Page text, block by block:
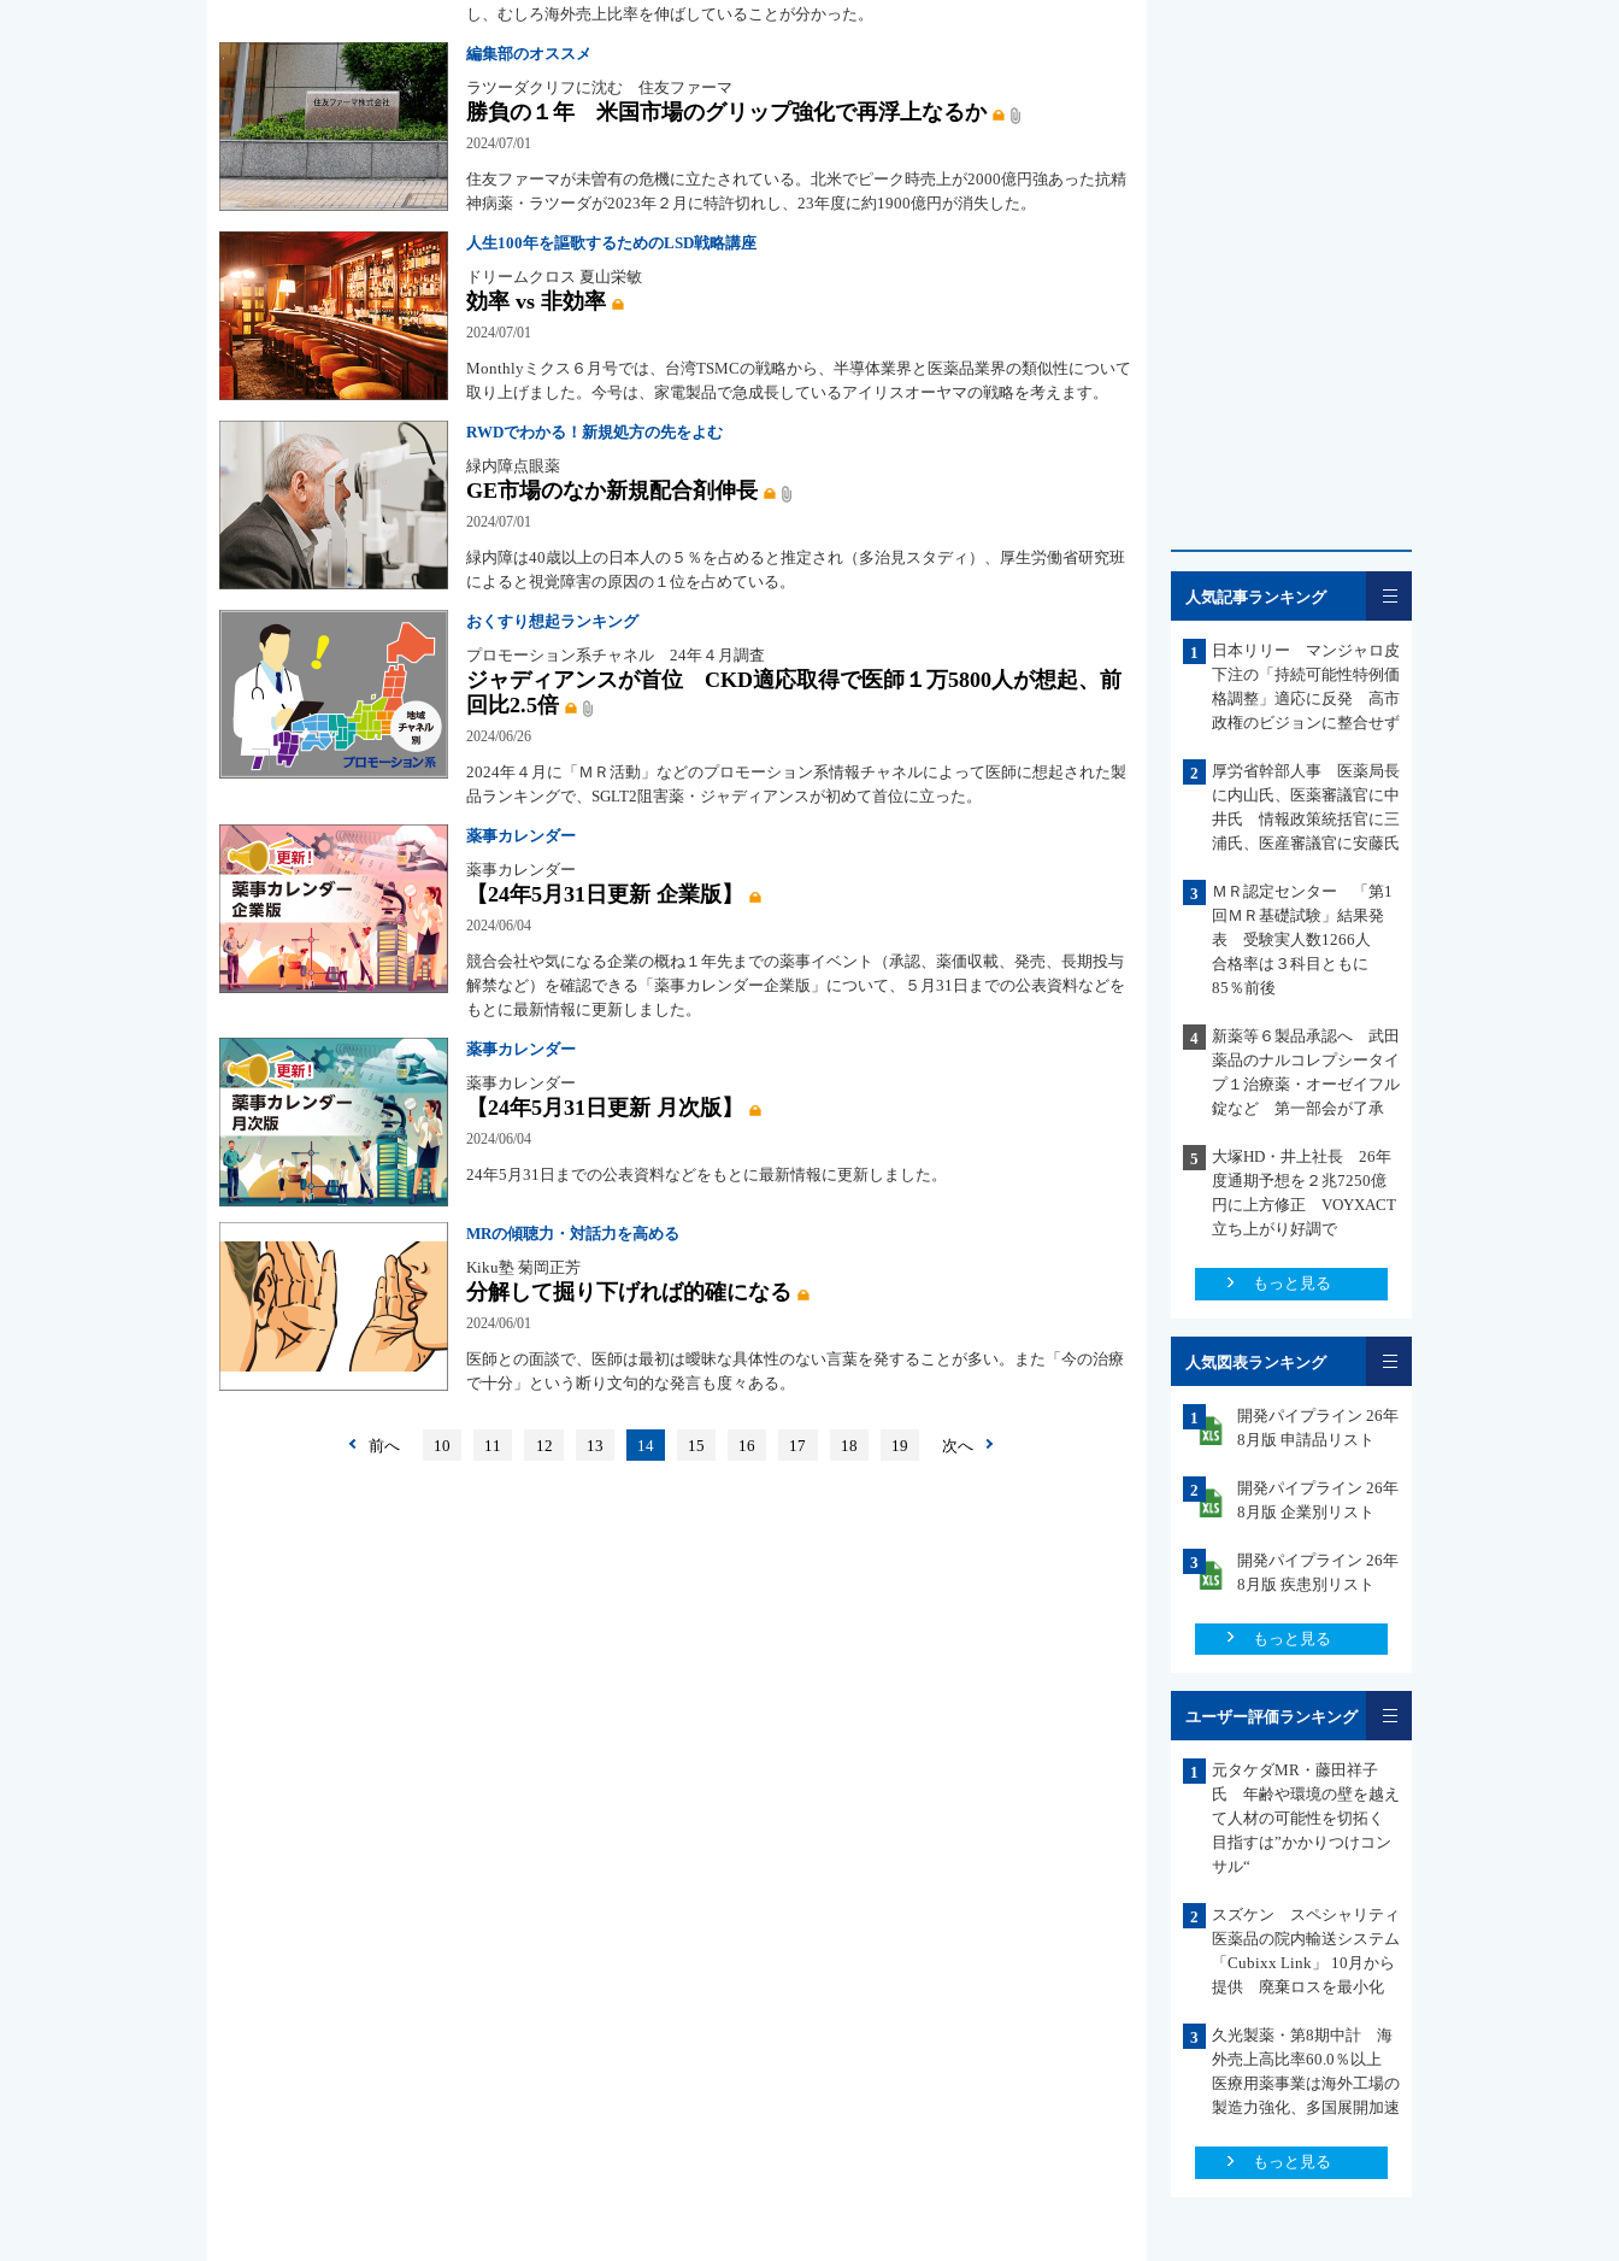
し、むしろ海外売上比率を伸ばしていることが分かった。
編集部のオススメ
ラツーダクリフに沈む 住友ファーマ
勝負の１年 米国市場のグリップ強化で再浮上なるか
2024/07/01
住友ファーマが未曽有の危機に立たされている。北米でピーク時売上が2000億円強あった抗精
神病薬・ラツーダが2023年２月に特許切れし、23年度に約1900億円が消失した。
人生100年を謳歌するためのLSD戦略講座
ドリームクロス 夏山栄敏
効率 vs 非効率
2024/07/01
Monthlyミクス６月号では、台湾TSMCの戦略から、半導体業界と医薬品業界の類似性について
取り上げました。今号は、家電製品で急成長しているアイリスオーヤマの戦略を考えます。
RWDでわかる！新規処方の先をよむ
緑内障点眼薬
GE市場のなか新規配合剤伸長
2024/07/01
緑内障は40歳以上の日本人の５％を占めると推定され（多治見スタディ）、厚生労働省研究班
によると視覚障害の原因の１位を占めている。
おくすり想起ランキング
プロモーション系チャネル 24年４月調査
ジャディアンスが首位 CKD適応取得で医師１万5800人が想起、前
回比2.5倍
2024/06/26
2024年４月に「ＭＲ活動」などのプロモーション系情報チャネルによって医師に想起された製
品ランキングで、SGLT2阻害薬・ジャディアンスが初めて首位に立った。
薬事カレンダー
薬事カレンダー
【24年5月31日更新 企業版】
2024/06/04
競合会社や気になる企業の概ね１年先までの薬事イベント（承認、薬価収載、発売、長期投与
解禁など）を確認できる「薬事カレンダー企業版」について、５月31日までの公表資料などを
もとに最新情報に更新しました。
薬事カレンダー
薬事カレンダー
【24年5月31日更新 月次版】
2024/06/04
24年5月31日までの公表資料などをもとに最新情報に更新しました。
MRの傾聴力・対話力を高める
Kiku塾 菊岡正芳
分解して掘り下げれば的確になる
2024/06/01
医師との面談で、医師は最初は曖昧な具体性のない言葉を発することが多い。また「今の治療
で十分」という断り文句的な発言も度々ある。
前へ 10 11 12 13 14 15 16 17 18 19 次へ
人気記事ランキング
1
日本リリー マンジャロ皮
下注の「持続可能性特例価
格調整」適応に反発 高市
政権のビジョンに整合せず
2
厚労省幹部人事 医薬局長
に内山氏、医薬審議官に中
井氏 情報政策統括官に三
浦氏、医産審議官に安藤氏
3
ＭＲ認定センター 「第1
回ＭＲ基礎試験」結果発
表 受験実人数1266人
合格率は３科目ともに
85％前後
4
新薬等６製品承認へ 武田
薬品のナルコレプシータイ
プ１治療薬・オーゼイフル
錠など 第一部会が了承
5
大塚HD・井上社長 26年
度通期予想を２兆7250億
円に上方修正 VOYXACT
立ち上がり好調で
もっと見る
人気図表ランキング
1
開発パイプライン 26年
8月版 申請品リスト
2
開発パイプライン 26年
8月版 企業別リスト
3
開発パイプライン 26年
8月版 疾患別リスト
もっと見る
ユーザー評価ランキング
1
元タケダMR・藤田祥子
氏 年齢や環境の壁を越え
て人材の可能性を切拓く
目指すは”かかりつけコン
サル“
2
スズケン スペシャリティ
医薬品の院内輸送システム
「Cubixx Link」 10月から
提供 廃棄ロスを最小化
3
久光製薬・第8期中計 海
外売上高比率60.0％以上
医療用薬事業は海外工場の
製造力強化、多国展開加速
もっと見る